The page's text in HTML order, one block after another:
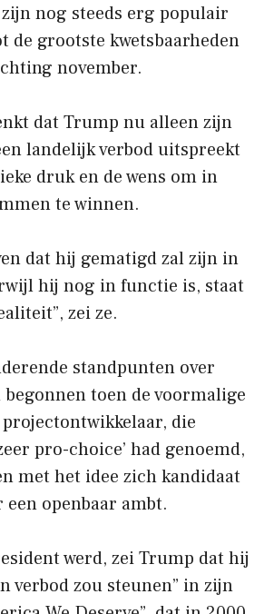
nog steeds erg populair
de grootste kwetsbaarheden
november.
dat Trump nu alleen zijn
landelijk verbod uitspreekt
druk en de wens om in
te winnen.
dat hij gematigd zal zijn in
hij nog in functie is, staat
zei ze.
standpunten over
toen de voormalige
die
pro-choice’ had genoemd,
met het idee zich kandidaat
openbaar ambt.
werd, zei Trump dat hij
verbod zou steunen” in zijn